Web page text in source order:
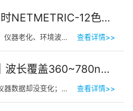
新品上线：三恩时NETMETRIC-12色砖与网络校正软件，解决台间差难题
在色彩管理的供应链中，仪器老化、环境波动、台间差…… 一个环节的微小偏差，都可能导致最终… 查看详情>>
2026重磅升级｜波长覆盖360~780nm，三恩时便携式分光测色仪全光谱了！
明明加了荧光增白剂，仪器数据却没变化；两个零件在室内颜色一样，一到阳光下就“原形毕露”&hel… 查看详情>>